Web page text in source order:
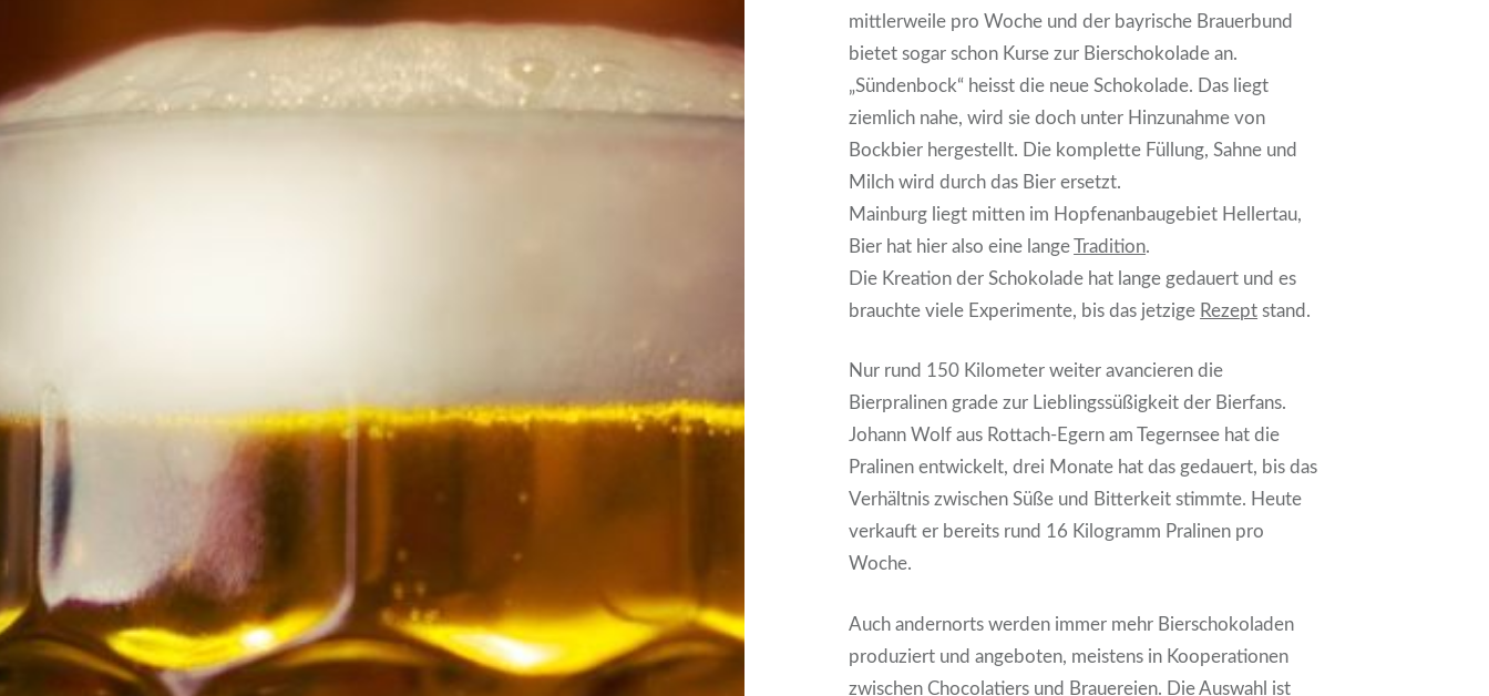
mittlerweile pro Woche und der bayrische Brauerbund
bietet sogar schon Kurse zur Bierschokolade an.
„Sündenbock“ heisst die neue Schokolade. Das liegt
ziemlich nahe, wird sie doch unter Hinzunahme von
Bockbier hergestellt. Die komplette Füllung, Sahne und
Milch wird durch das Bier ersetzt.
Mainburg liegt mitten im Hopfenanbaugebiet Hellertau,
Bier hat hier also eine langeTradition.
Die Kreation der Schokolade hat lange gedauert und es
brauchte viele Experimente, bis das jetzige Rezept stand.
Nur rund 150 Kilometer weiter avancieren die
Bierpralinen grade zur Lieblingssüßigkeit der Bierfans.
Johann Wolf aus Rottach-Egern am Tegernsee hat die
Pralinen entwickelt, drei Monate hat das gedauert, bis das
Verhältnis zwischen Süße und Bitterkeit stimmte. Heute
verkauft er bereits rund 16 Kilogramm Pralinen pro
Woche.
Auch andernorts werden immer mehr Bierschokoladen
produziert und angeboten, meistens in Kooperationen
zwischen Chocolatiers und Brauereien. Die Auswahl ist